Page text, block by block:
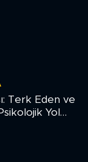
Terk Eden ve
Yol